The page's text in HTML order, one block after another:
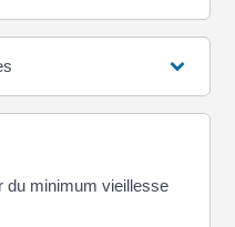
du minimum vieillesse